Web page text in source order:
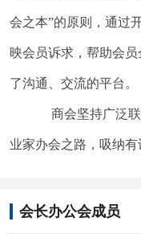
会之本”的原则，通过
映会员诉求，帮助会
了沟通、交流的平台。
商会坚持广泛联合
业家办会之路，吸纳有
会长办公会成员